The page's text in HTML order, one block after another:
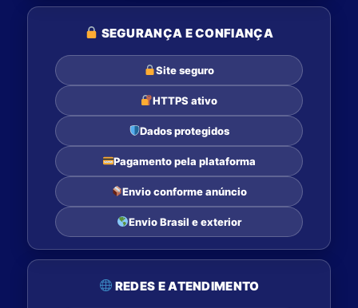
SEGURANÇA E CONFIANÇA
Site seguro
HTTPS ativo
Dados protegidos
Pagamento pela plataforma
Envio conforme anúncio
Envio Brasil e exterior
REDES E ATENDIMENTO